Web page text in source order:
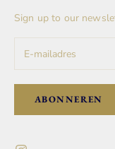
Sign up to our
ABONNEREN